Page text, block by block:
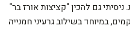
ניסיתי גם להכין "קציצות אורז בר"
במיוחד בשילוב גרעיני חמנייה